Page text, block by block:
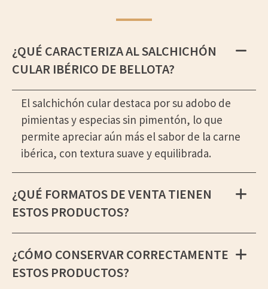
¿QUÉ CARACTERIZA AL SALCHICHÓN
CULAR IBÉRICO DE BELLOTA?
El salchichón cular destaca por su adobo de
pimientas y especias sin pimentón, lo que
permite apreciar aún más el sabor de la carne
ibérica, con textura suave y equilibrada.
¿QUÉ FORMATOS DE VENTA TIENEN
ESTOS PRODUCTOS?
¿CÓMO CONSERVAR CORRECTAMENTE
ESTOS PRODUCTOS?